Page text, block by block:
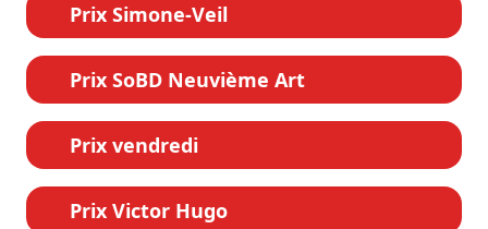
Prix Simone-Veil
Prix SoBD Neuvième Art
Prix vendredi
Prix Victor Hugo